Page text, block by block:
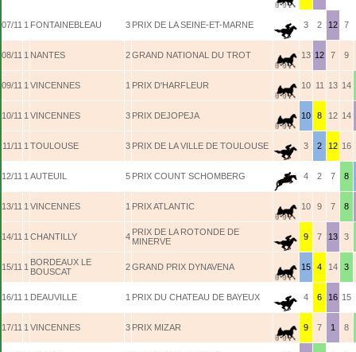
07/11 1 FONTAINEBLEAU 3 PRIX DE LA SEINE-ET-MARNE 3 2 12 7
08/11 1 NANTES 2GRAND NATIONAL DU TROT 13 12 7 9
09/11 1 VINCENNES 1 PRIX D'HARFLEUR 10 11 13 14
10/11 1 VINCENNES 3 PRIX DEJOPEJA 10 8 12 14
11/11 1 TOULOUSE 3 PRIX DE LA VILLE DE TOULOUSE 3 2 12 16
12/11 1 AUTEUIL 5 PRIX COUNT SCHOMBERG 4 2 7 8
13/11 1 VINCENNES 1 PRIX ATLANTIC 10 9 7 8
14/11 1 CHANTILLY 4 PRIX DE LA ROTONDE DE
MINERVE
9 7 13 3
15/11 1 BORDEAUX LE
BOUSCAT
2GRAND PRIX DYNAVENA 15 4 14 3
16/11 1 DEAUVILLE 1 PRIX DU CHATEAU DE BAYEUX 4 6 16 15
17/11 1 VINCENNES 3 PRIX MIZAR 9 7 1 8